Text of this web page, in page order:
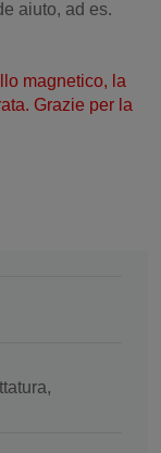
aiuto, ad es.
magnetico, la
Grazie per la